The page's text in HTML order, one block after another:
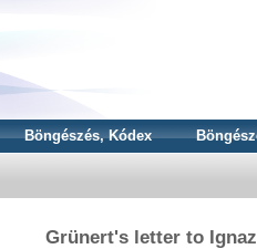
Böngészés, Kódex
Grünert's letter to